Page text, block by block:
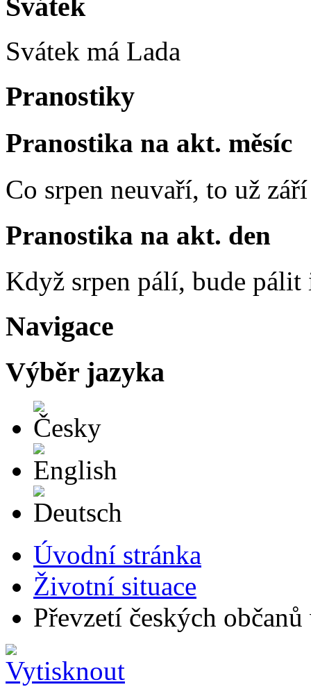
Svátek
Svátek má Lada
Pranostiky
Pranostika na akt. měsíc
Co srpen neuvaří, to už
Pranostika na akt. den
Když srpen pálí, bude
Navigace
Výběr jazyka
Úvodní stránka
Životní situace
Převzetí českých